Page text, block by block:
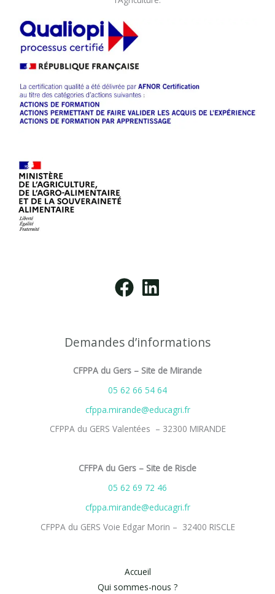
Demandes d’informations
CFPPA du Gers – Site de Mirande
05 62 66 54 64
cfppa.mirande@educagri.fr
CFPPA du GERS Valentées – 32300 MIRANDE
CFFPA du Gers – Site de Riscle
05 62 69 72 46
cfppa.mirande@educagri.fr
CFPPA du GERS Voie Edgar Morin – 32400 RISCLE
Accueil
Qui sommes-nous ?